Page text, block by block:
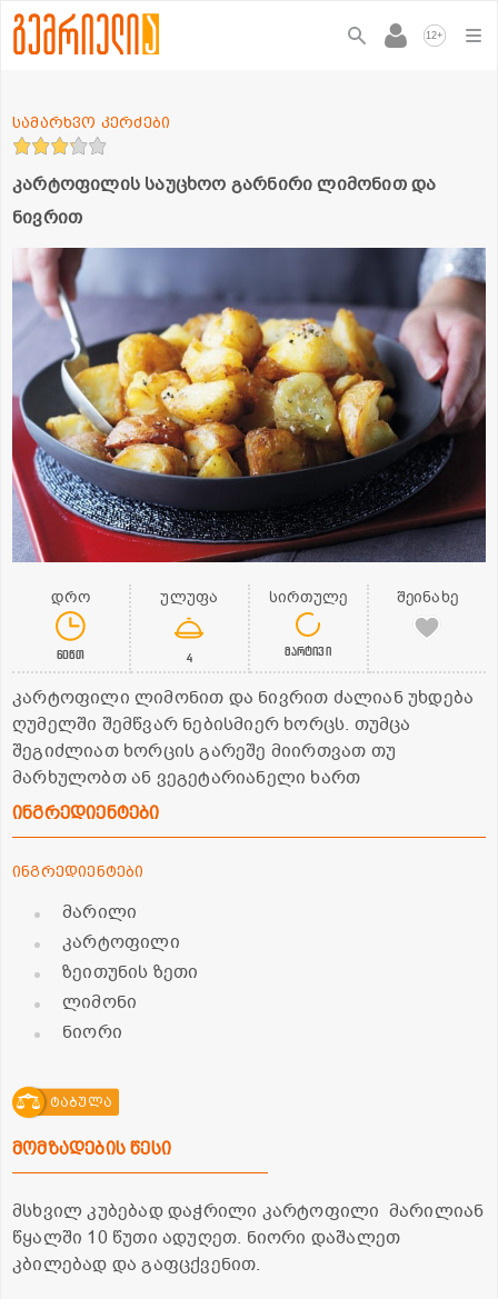
12+
კარტოფილის საუცხოო გარნირი ლიმონით და
ნივრით
სამარხვო კერძები
დრო
60წთ
ულუფა
4
სირთულე
მარტივი
შეინახე
კარტოფილი ლიმონით და ნივრით ძალიან უხდება
ღუმელში შემწვარ ნებისმიერ ხორცს. თუმცა
შეგიძლიათ ხორცის გარეშე მიირთვათ თუ
მარხულობთ ან ვეგეტარიანელი ხართ
ინგრედიენტები
ინგრედიენტები
მარილი
კარტოფილი
ზეითუნის ზეთი
ლიმონი
ნიორი
ტაბულა
მომზადების წესი
მსხვილ კუბებად დაჭრილი კარტოფილი მარილიან
წყალში 10 წუთი ადუღეთ. ნიორი დაშალეთ
კბილებად და გაფცქვენით.